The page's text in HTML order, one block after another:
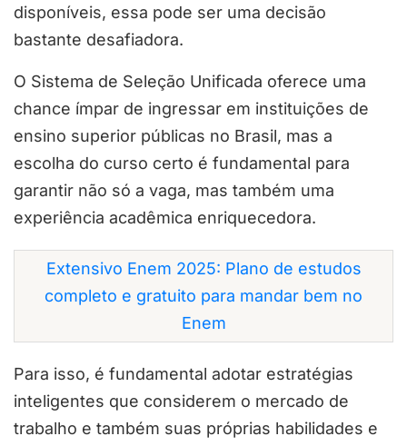
disponíveis, essa pode ser uma decisão
bastante desafiadora.
O Sistema de Seleção Unificada oferece uma
chance ímpar de ingressar em instituições de
ensino superior públicas no Brasil, mas a
escolha do curso certo é fundamental para
garantir não só a vaga, mas também uma
experiência acadêmica enriquecedora.
Extensivo Enem 2025: Plano de estudos
completo e gratuito para mandar bem no
Enem
Para isso, é fundamental adotar estratégias
inteligentes que considerem o mercado de
trabalho e também suas próprias habilidades e